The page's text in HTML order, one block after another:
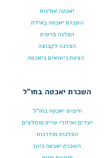
יאכטה אמיגוס
השכרת יאכטה באילת
הפלגה פרטית
הפלגה לקבוצה
הצעת נישואים ביאכטה
השכרת יאכטה בחו"ל
חיפוש יאכטה בחו"ל
יעדים ואיזורי שייט מומלצים
הפלגות מודרכות
השכרת יאכטה ביוון